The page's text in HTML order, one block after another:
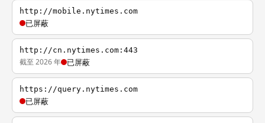
http://mobile.nytimes.com
已屏蔽
http://cn.nytimes.com:443
截至 2026 年 已屏蔽
https://query.nytimes.com
已屏蔽